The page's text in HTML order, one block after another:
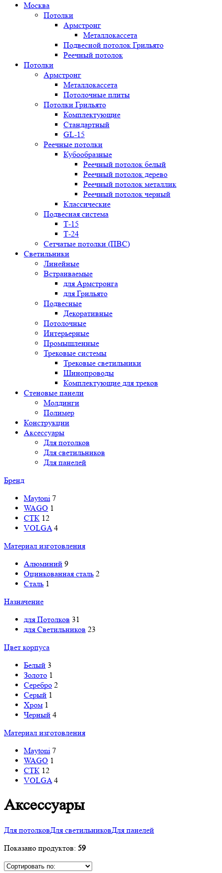
Москва
Потолки
Армстронг
Металлокассета
Подвесной потолок Грильято
Реечный потолок
Потолки
Армстронг
Металлокассета
Потолочные плиты
Потолки Грильято
Комплектующие
Стандартный
GL-15
Реечные потолки
Кубообразные
Реечный потолок белый
Реечный потолок дерево
Реечный потолок металлик
Реечный потолок черный
Классические
Подвесная система
Т-15
Т-24
Сетчатые потолки (ПВС)
Светильники
Линейные
Встраиваемые
для Армстронга
для Грильято
Подвесные
Декоративные
Потолочные
Интерьерные
Промышленные
Трековые системы
Трековые светильники
Шинопроводы
Комплектующие для треков
Стеновые панели
Молдинги
Полимер
Конструкции
Аксессуары
Для потолков
Для светильников
Для панелей
Бренд
Maytoni 7
WAGO 1
СТК 12
VOLGA 4
Материал изготовления
Алюминий 9
Оцинкованная сталь 2
Сталь 1
Назначение
для Потолков 31
для Светильников 23
Цвет корпуса
Белый 3
Золото 1
Серебро 2
Серый 1
Хром 1
Черный 4
Материал изготовления
Maytoni 7
WAGO 1
СТК 12
VOLGA 4
Аксессуары
Для потолковДля светильниковДля панелей
Показано продуктов: 59